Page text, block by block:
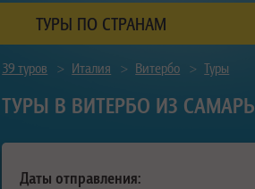
ТУРЫ ПО СТРАНАМ
39 туров > Италия > Витербо > Туры
ТУРЫ В ВИТЕРБО ИЗ
Даты отправления: